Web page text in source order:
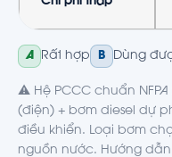
A Rất hợp B Dùng
⚠️ Hệ PCCC chuẩn
(điện) + bơm diesel dự
điều khiển. Loại bơm
nguồn nước. Hướng